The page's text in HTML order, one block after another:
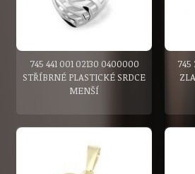
745 441 001 02130 0400000
STŘÍBRNÉ PLASTICKÉ SRDCE
MENŠÍ
745